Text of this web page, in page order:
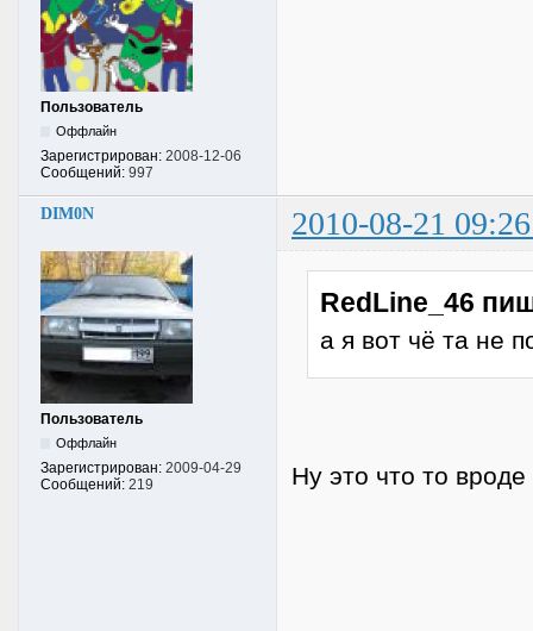
Пользователь
Оффлайн
Зарегистрирован: 2008-12-06
Сообщений: 997
DIM0N 2010-08-21
Пользователь
Оффлайн
Зарегистрирован: 2009-04-29
Сообщений: 219
RedLine_46
а я вот чё та не
Ну это что то